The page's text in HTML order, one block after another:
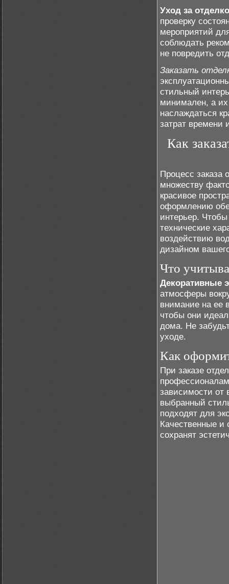
Уход за
проверку
мероприятий
соблюдать
не повредить
Заказать
стильный
минимален, а их
наслаждаться
затрат времени
Как
Процесс заказа
множеству
красивое
оформлению
интерьер. Чтобы
технические
воздействию
дизайном
Что
Декоративные
атмосферы
внимание на ее
чтобы они
дома. Не
уходе.
Как
При заказе
зависимости от
выбранный
подходят для
Качественные и
сохранят